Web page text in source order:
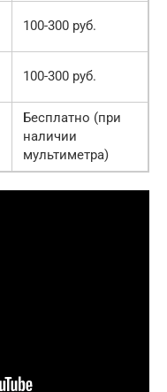
100-300 руб.
100-300 руб.
Бесплатно (при
наличии
мультиметра)